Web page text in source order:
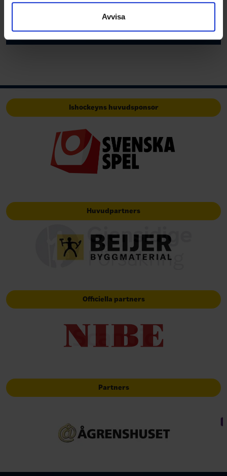
samlat in när du har använt deras tjänster.
Avvisa
Ishockeyns huvudsponsor
Huvudpartners
Officiella partners
Partners